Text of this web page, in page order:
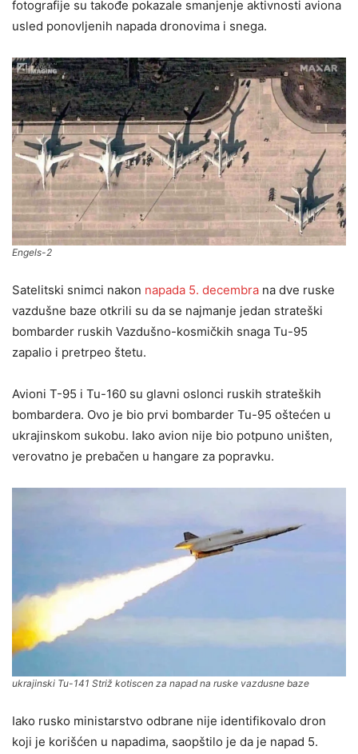
fotografije su takođe pokazale smanjenje aktivnosti aviona
usled ponovljenih napada dronovima i snega.
Engels-2
Satelitski snimci nakon napada 5. decembra na dve ruske
vazdušne baze otkrili su da se najmanje jedan strateški
bombarder ruskih Vazdušno-kosmičkih snaga Tu-95
zapalio i pretrpeo štetu.
Avioni T-95 i Tu-160 su glavni oslonci ruskih strateških
bombardera. Ovo je bio prvi bombarder Tu-95 oštećen u
ukrajinskom sukobu. Iako avion nije bio potpuno uništen,
verovatno je prebačen u hangare za popravku.
ukrajinski Tu-141 Striž kotiscen za napad na ruske vazdusne baze
Iako rusko ministarstvo odbrane nije identifikovalo dron
koji je korišćen u napadima, saopštilo je da je napad 5.